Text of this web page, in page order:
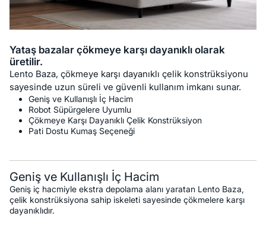
Yataş bazalar çökmeye karşı dayanıklı olarak
üretilir.
Lento Baza, çökmeye karşı dayanıklı çelik konstrüksiyonu
sayesinde uzun süreli ve güvenli kullanım imkanı sunar.
Geniş ve Kullanışlı İç Hacim
Robot Süpürgelere Uyumlu
Çökmeye Karşı Dayanıklı Çelik Konstrüksiyon
Pati Dostu Kumaş Seçeneği
Geniş ve Kullanışlı İç Hacim
Geniş iç hacmiyle ekstra depolama alanı yaratan Lento Baza,
çelik konstrüksiyona sahip iskeleti sayesinde çökmelere karşı
dayanıklıdır.